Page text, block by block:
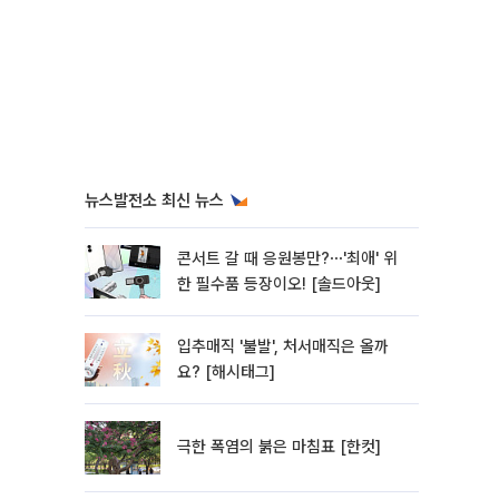
뉴스발전소 최신 뉴스
콘서트 갈 때 응원봉만?⋯'최애' 위
한 필수품 등장이오! [솔드아웃]
입추매직 '불발', 처서매직은 올까
요? [해시태그]
극한 폭염의 붉은 마침표 [한컷]